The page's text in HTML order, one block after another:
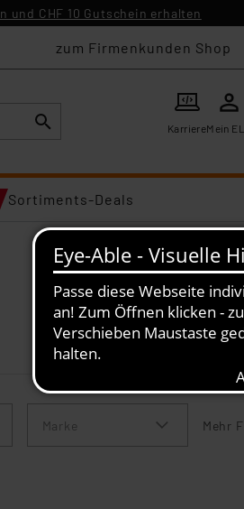
und CHF 10 Gutschein erhalten
zum Firmenkunden Shop
KarriereMein
Sortiments-Deals
Marke Mehr